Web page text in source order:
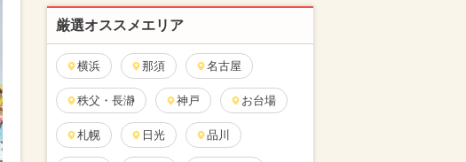
厳選オススメエリア
横浜 那須 名古屋
秩父・長瀞 神戸 お台場
札幌 日光 品川